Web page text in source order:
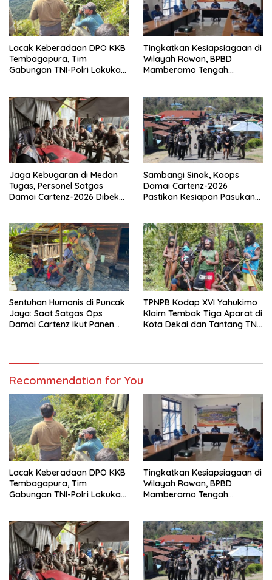
Lacak Keberadaan DPO KKB
Tembagapura, Tim
Gabungan TNI-Polri Lakukan
Tingkatkan Kesiapsiagaan di
Wilayah Rawan, BPBD
Mamberamo Tengah
Jaga Kebugaran di Medan
Tugas, Personel Satgas
Damai Cartenz-2026 Dibekali
Sambangi Sinak, Kaops
Damai Cartenz-2026
Pastikan Kesiapan Pasukan
Sentuhan Humanis di Puncak
Jaya: Saat Satgas Ops
Damai Cartenz Ikut Panen
TPNPB Kodap XVI Yahukimo
Klaim Tembak Tiga Aparat di
Kota Dekai dan Tantang TNI-
Recommendation for You
Lacak Keberadaan DPO KKB
Tembagapura, Tim
Gabungan TNI-Polri Lakukan
Tingkatkan Kesiapsiagaan di
Wilayah Rawan, BPBD
Mamberamo Tengah